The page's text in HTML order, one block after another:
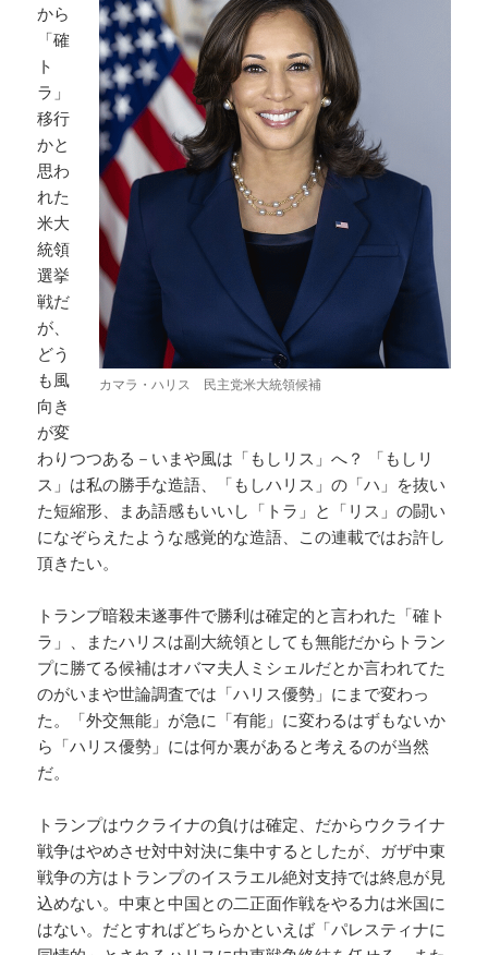
カマラ・ハリス 民主党米大統領候補
から
「確
ト
ラ」
移行
かと
思わ
れた
米大
統領
選挙
戦だ
が、
どう
も風
向き
が変
わりつつある－いまや風は「もしリス」へ？ 「もしリ
ス」は私の勝手な造語、「もしハリス」の「ハ」を抜い
た短縮形、まあ語感もいいし「トラ」と「リス」の闘い
になぞらえたような感覚的な造語、この連載ではお許し
頂きたい。
トランプ暗殺未遂事件で勝利は確定的と言われた「確ト
ラ」、またハリスは副大統領としても無能だからトラン
プに勝てる候補はオバマ夫人ミシェルだとか言われてた
のがいまや世論調査では「ハリス優勢」にまで変わっ
た。「外交無能」が急に「有能」に変わるはずもないか
ら「ハリス優勢」には何か裏があると考えるのが当然
だ。
トランプはウクライナの負けは確定、だからウクライナ
戦争はやめさせ対中対決に集中するとしたが、ガザ中東
戦争の方はトランプのイスラエル絶対支持では終息が見
込めない。中東と中国との二正面作戦をやる力は米国に
はない。だとすればどちらかといえば「パレスティナに